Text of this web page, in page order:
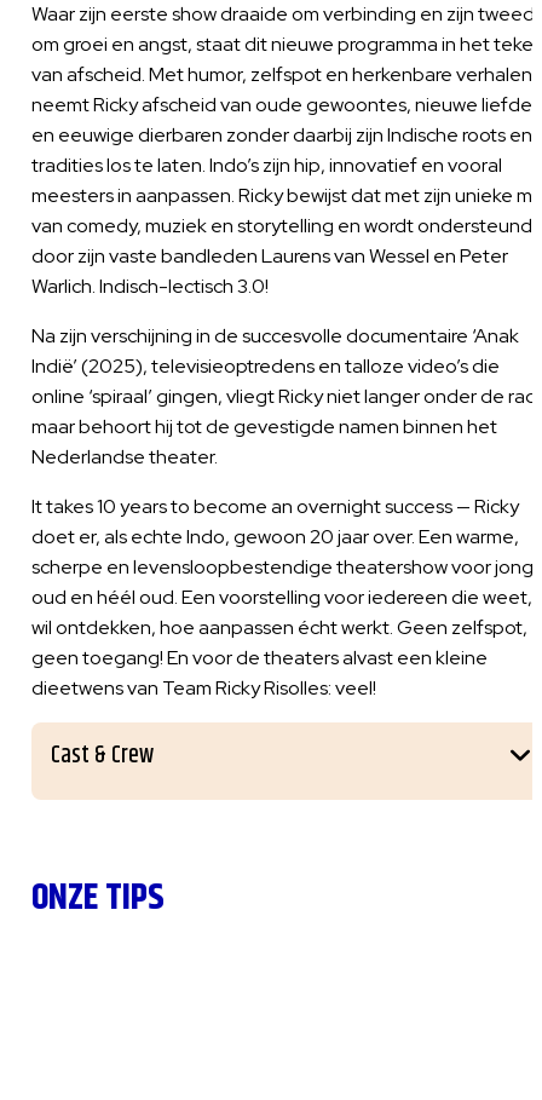
Waar zijn eerste show draaide om verbinding en zijn
om groei en angst, staat dit nieuwe programma in het
van afscheid. Met humor, zelfspot en herkenbare verhalen
neemt Ricky afscheid van oude gewoontes, nieuwe liefdes
en eeuwige dierbaren zonder daarbij zijn Indische roots en
tradities los te laten. Indo’s zijn hip, innovatief en vooral
meesters in aanpassen. Ricky bewijst dat met zijn unieke
van comedy, muziek en storytelling en wordt ondersteund
door zijn vaste bandleden Laurens van Wessel en Peter
Warlich. Indisch-lectisch 3.0!
Na zijn verschijning in de succesvolle documentaire ‘Anak
Indië’ (2025), televisieoptredens en talloze video’s die
online ‘spiraal’ gingen, vliegt Ricky niet langer onder de
maar behoort hij tot de gevestigde namen binnen het
Nederlandse theater.
It takes 10 years to become an overnight success — Ricky
doet er, als echte Indo, gewoon 20 jaar over. Een warme,
scherpe en levensloopbestendige theatershow voor jong,
oud en héél oud. Een voorstelling voor iedereen die weet,
wil ontdekken, hoe aanpassen écht werkt. Geen zelfspot,
geen toegang! En voor de theaters alvast een kleine
dieetwens van Team Ricky Risolles: veel!
Cast & Crew
ONZE TIPS